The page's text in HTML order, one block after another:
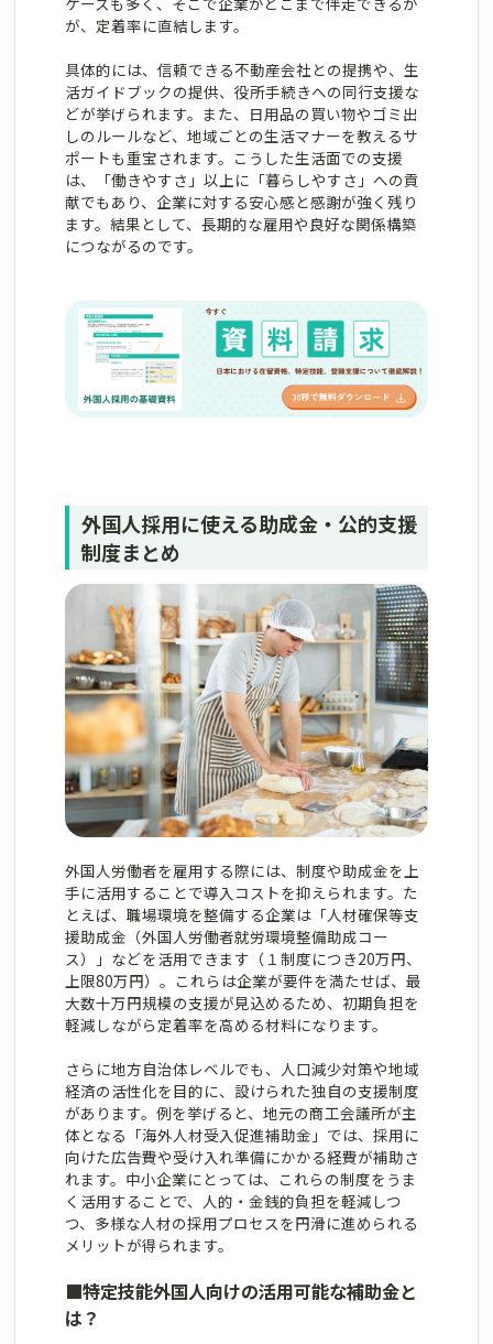
が、定着率に直結します。
具体的には、信頼できる不動産会社との提携や、生
活ガイドブックの提供、役所手続きへの同行支援な
どが挙げられます。また、日用品の買い物やゴミ出
しのルールなど、地域ごとの生活マナーを教えるサ
ポートも重宝されます。こうした生活面での支援
は、「働きやすさ」以上に「暮らしやすさ」への貢
献でもあり、企業に対する安心感と感謝が強く残り
ます。結果として、長期的な雇用や良好な関係構築
につながるのです。
外国人採用に使える助成金・公的支援
制度まとめ
外国人労働者を雇用する際には、制度や助成金を上
手に活用することで導入コストを抑えられます。た
とえば、職場環境を整備する企業は「人材確保等支
援助成金（外国人労働者就労環境整備助成コー
ス）」などを活用できます（１制度につき20万円、
上限80万円）。これらは企業が要件を満たせば、最
大数十万円規模の支援が見込めるため、初期負担を
軽減しながら定着率を高める材料になります。
さらに地方自治体レベルでも、人口減少対策や地域
経済の活性化を目的に、設けられた独自の支援制度
があります。例を挙げると、地元の商工会議所が主
体となる「海外人材受入促進補助金」では、採用に
向けた広告費や受け入れ準備にかかる経費が補助さ
れます。中小企業にとっては、これらの制度をうま
く活用することで、人的・金銭的負担を軽減しつ
つ、多様な人材の採用プロセスを円滑に進められる
メリットが得られます。
■特定技能外国人向けの活用可能な補助金と
は？